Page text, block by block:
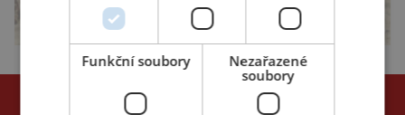
NEJČTENĚJŠÍ ČLÁNKY
Funkční soubory
Nezařazené
soubory